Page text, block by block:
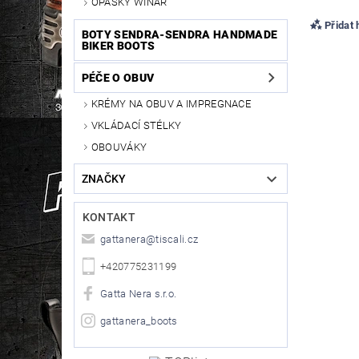
BOTY SENDRA-SENDRA HANDMADE
BIKER BOOTS
PÉČE O OBUV
KRÉMY NA OBUV A IMPREGNACE
VKLÁDACÍ STÉLKY
OBOUVÁKY
ZNAČKY
KONTAKT
gattanera@tiscali.cz
+420775231199
Gatta Nera s.r.o.
gattanera_boots
Přidat